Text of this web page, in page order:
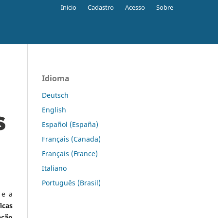
Inicio Cadastro Acesso Sobre
a
Idioma
Deutsch
English
Español (España)
Français (Canada)
Français (France)
Italiano
Português (Brasil)